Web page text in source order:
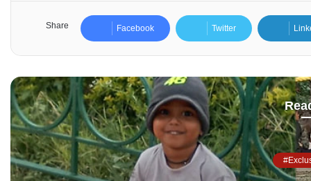
Share Facebook Twitter